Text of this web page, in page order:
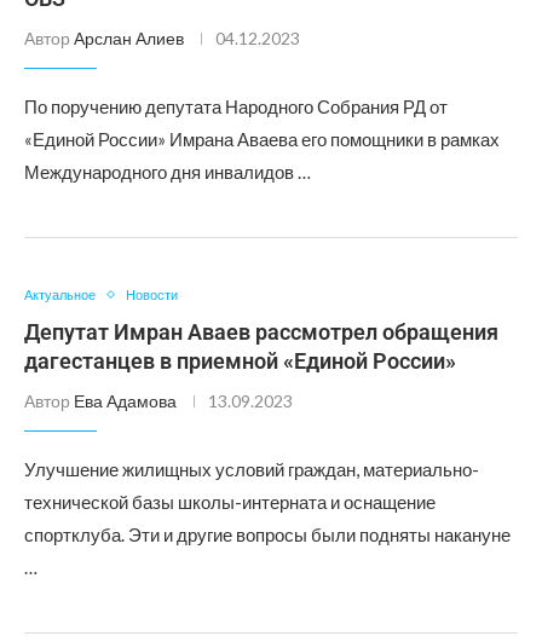
Автор Арслан Алиев 04.12.2023
По поручению депутата Народного Собрания РД от
«Единой России» Имрана Аваева его помощники в рамках
Международного дня инвалидов …
Актуальное Новости
Депутат Имран Аваев рассмотрел обращения
дагестанцев в приемной «Единой России»
Автор Ева Адамова 13.09.2023
Улучшение жилищных условий граждан, материально-
технической базы школы-интерната и оснащение
спортклуба. Эти и другие вопросы были подняты накануне
…